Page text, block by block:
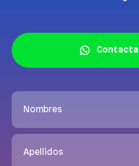
Contacta
Nombres
Apellidos